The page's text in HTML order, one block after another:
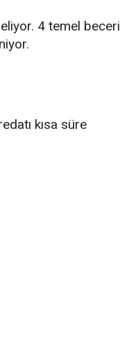
4 temel beceri
kısa süre